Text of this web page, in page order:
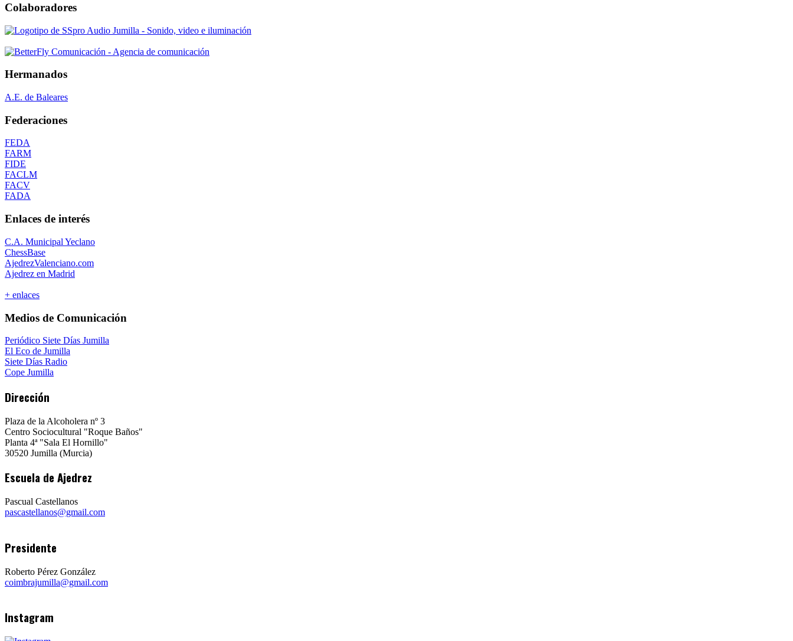
Colaboradores
Hermanados
A.E. de Baleares
Federaciones
FEDA
FARM
FIDE
FACLM
FACV
FADA
Enlaces de interés
C.A. Municipal Yeclano
ChessBase
AjedrezValenciano.com
Ajedrez en Madrid
+ enlaces
Medios de Comunicación
Periódico Siete Días Jumilla
El Eco de Jumilla
Siete Días Radio
Cope Jumilla
Dirección
Plaza de la Alcoholera nº 3
Centro Sociocultural "Roque Baños"
Planta 4ª "Sala El Hornillo"
30520 Jumilla (Murcia)
Escuela de Ajedrez
Pascual Castellanos
pascastellanos@gmail.com
Presidente
Roberto Pérez González
coimbrajumilla@gmail.com
Instagram